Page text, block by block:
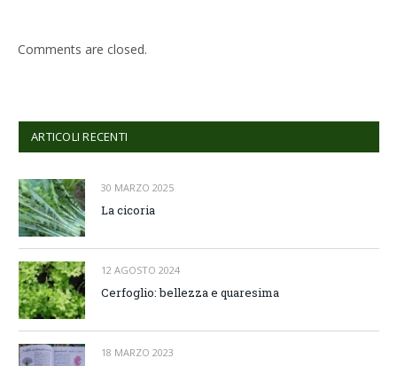
Comments are closed.
ARTICOLI RECENTI
30 MARZO 2025
La cicoria
12 AGOSTO 2024
Cerfoglio: bellezza e quaresima
18 MARZO 2023